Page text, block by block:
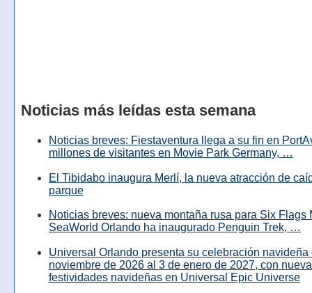
Noticias más leídas esta semana
Noticias breves: Fiestaventura llega a su fin en
millones de visitantes en Movie Park Germany, …
El Tibidabo inaugura Merlí, la nueva atracción de
parque
Noticias breves: nueva montaña rusa para Six Flags
SeaWorld Orlando ha inaugurado Penguin Trek, …
Universal Orlando presenta su celebración navideña
noviembre de 2026 al 3 de enero de 2027, con
festividades navideñas en Universal Epic Universe